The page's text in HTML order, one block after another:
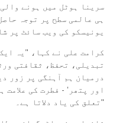
سرینا ہوٹل میں ہونے
ہی عالمی سطح پر توجہ
یونیسکو کی ویب سائٹ پر
کرامت علی نے کہا، "یہ
تبدیلی، تحفظ، ثقافتی
درمیان ہم آہنگی پر زور
اور پتھر' - فطرت کی
تعلق کی یاد دلاتا ہے۔"